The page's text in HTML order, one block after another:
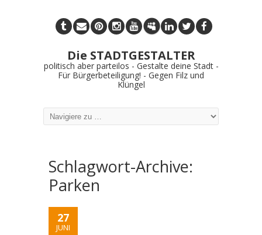
Die STADTGESTALTER
politisch aber parteilos - Gestalte deine Stadt -
Für Bürgerbeteiligung! - Gegen Filz und
Klüngel
Schlagwort-Archive:
Parken
27
JUNI